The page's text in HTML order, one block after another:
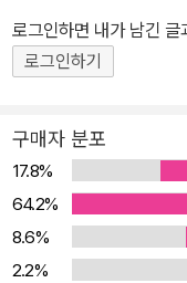
로그인하면 내가 남긴
로그인하기
구매자 분포
17.8%
64.2%
8.6%
2.2%